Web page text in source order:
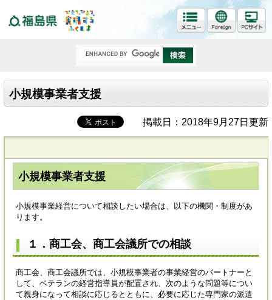
小規模事業者支援
掲載日：2018年9月27日更新
小規模事業者支援
小規模事業経営について相談したい場合は、以下の機関・制度があ
ります。
１．商工会、商工会議所での相談
商工会、商工会議所では、小規模事業者の事業経営のパートナーと
して、ベテランの経営指導員が配置され、次のような問題等につい
て親身になって相談に応じるとともに、必要に応じた専門家の派遣